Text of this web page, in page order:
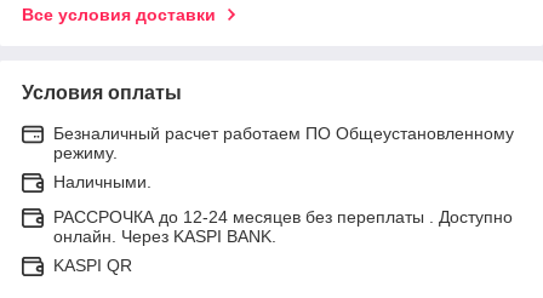
Все условия доставки
Условия оплаты
Безналичный расчет работаем ПО Общеустановленному
режиму.
Наличными.
РАССРОЧКА до 12-24 месяцев без переплаты . Доступно
онлайн. Через KASPI BANK.
KASPI QR